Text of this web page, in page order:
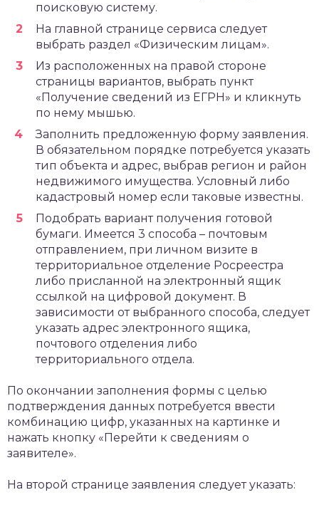
поисковую систему.
На главной странице сервиса следует
выбрать раздел «Физическим лицам».
Из расположенных на правой стороне
страницы вариантов, выбрать пункт
«Получение сведений из ЕГРН» и кликнуть
по нему мышью.
Заполнить предложенную форму заявления.
В обязательном порядке потребуется указать
тип объекта и адрес, выбрав регион и район
недвижимого имущества. Условный либо
кадастровый номер если таковые известны.
Подобрать вариант получения готовой
бумаги. Имеется 3 способа – почтовым
отправлением, при личном визите в
территориальное отделение Росреестра
либо присланной на электронный ящик
ссылкой на цифровой документ. В
зависимости от выбранного способа, следует
указать адрес электронного ящика,
почтового отделения либо
территориального отдела.
По окончании заполнения формы с целью
подтверждения данных потребуется ввести
комбинацию цифр, указанных на картинке и
нажать кнопку «Перейти к сведениям о
заявителе».
На второй странице заявления следует указать: